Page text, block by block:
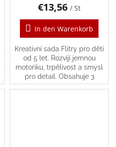
€13,56 / St
In den Warenkorb
Kreativní sada Flitry pro děti
od 5 let. Rozvíjí jemnou
motoriku, trpělivost a smysl
pro detail. Obsahuje 3
samolepicí obrázky.